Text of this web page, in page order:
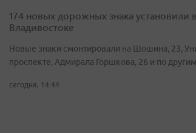
174 новых дорожных знака установили
Владивостоке
Новые знаки смонтировали на Шошина, 23,
проспекте, Адмирала Горшкова, 26 и по
сегодня, 14:44